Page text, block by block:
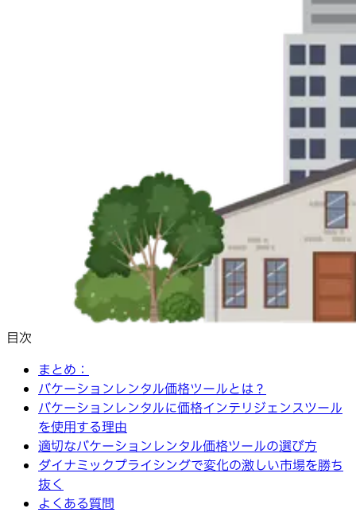
目次
まとめ：
バケーションレンタル価格ツールとは？
バケーションレンタルに価格インテリジェンスツール
を使用する理由
適切なバケーションレンタル価格ツールの選び方
ダイナミックプライシングで変化の激しい市場を勝ち
抜く
よくある質問